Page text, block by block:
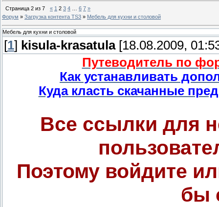
Страница 2 из 7 « 1 2 3 4 6 7 »
Форум » Загрузка контента TS3 » Мебель для кухни и столовой
Мебель для кухни и столовой
[1] kisula-krasatula[18.08.2009,
Путеводитель по
Как устанавливать
Куда класть скачанные
Все ссылки для
Поэтому войдите
бы